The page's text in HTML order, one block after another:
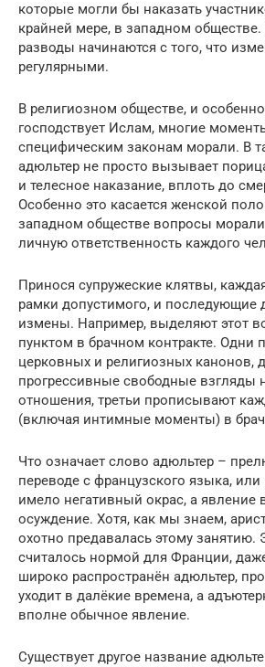
которые могли бы наказать
крайней мере, в западном
разводы начинаются с того, что
регулярными.
В религиозном обществе, и особенно
господствует Ислам, многие
специфическим законам морали. В
адюльтер не просто вызывает
и телесное наказание, вплоть до
Особенно это касается женской
западном обществе вопросы
личную ответственность каждого
Принося супружеские клятвы,
рамки допустимого, и последующие
измены. Например, выделяют этот
пунктом в брачном контракте. Одни
церковных и религиозных канонов,
прогрессивные свободные взгляды
отношения, третьи прописывают
(включая интимные моменты) в
Что означает слово адюльтер –
переводе с французского языка,
имело негативный окрас, а явление
осуждение. Хотя, как мы знаем,
охотно предавалась этому занятию.
считалось нормой для Франции,
широко распространён адюльтер,
уходит в далёкие времена, а
вполне обычное явление.
Существует другое название